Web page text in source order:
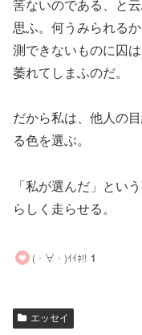
筈ないのである、と
思ふ。何うみられる
測できないものに囚
萎れてしまふのだ。
だから私は、他人の
る色を選ぶ。
「私が選んだ」とい
らしく走らせる。
(・∀・)ｲｲﾈ!! 1
エッセイ